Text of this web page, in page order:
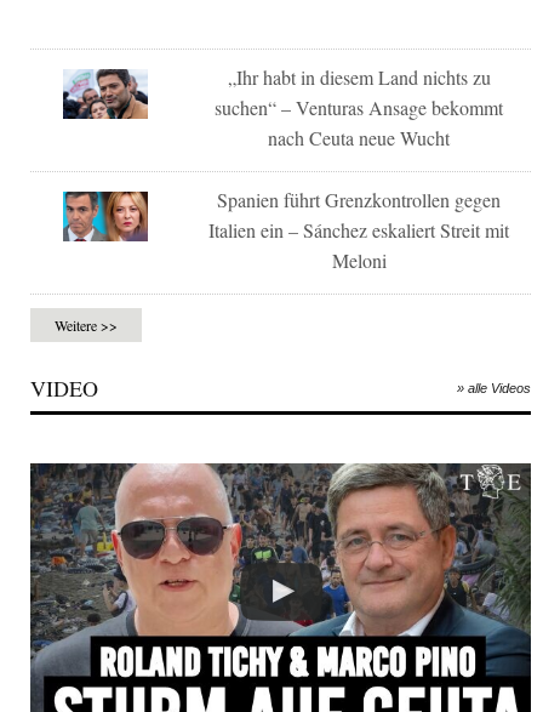
„Ihr habt in diesem Land nichts zu
suchen“ – Venturas Ansage bekommt
nach Ceuta neue Wucht
Spanien führt Grenzkontrollen gegen
Italien ein – Sánchez eskaliert Streit mit
Meloni
Weitere >>
VIDEO » alle Videos